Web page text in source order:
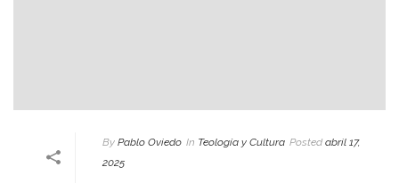
By Pablo Oviedo In Teología y Cultura Posted abril 17,
2025